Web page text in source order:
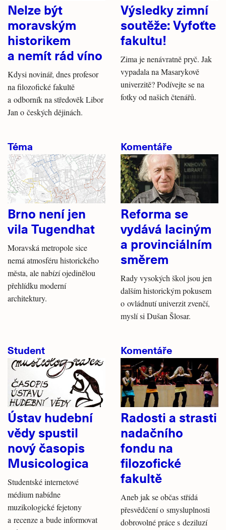
Nelze být
moravským
historikem
a nemít rád víno
Kdysi novinář, dnes profesor
na filozofické fakultě
a odborník na středověk Libor
Jan o českých dějinách.
Výsledky zimní
soutěže: Vyfoťte
fakultu!
Zima je nenávratně pryč. Jak
vypadala na Masarykově
univerzitě? Podívejte se na
fotky od našich čtenářů.
Téma
Brno není jen
vila Tugendhat
Moravská metropole sice
nemá atmosféru historického
města, ale nabízí ojedinělou
přehlídku moderní
architektury.
Komentáře
Reforma se
vydává laciným
a provinciálním
směrem
Rady vysokých škol jsou jen
dalším historickým pokusem
o ovládnutí univerzit zvenčí,
myslí si Dušan Šlosar.
Student
Ústav hudební
vědy spustil
nový časopis
Musicologica
Studentské internetové
médium nabídne
muzikologické fejetony
a recenze a bude informovat
Komentáře
Radosti a strasti
nadačního
fondu na
filozofické
fakultě
Aneb jak se občas střídá
přesvědčení o smysluplnosti
dobrovolné práce s deziluzí